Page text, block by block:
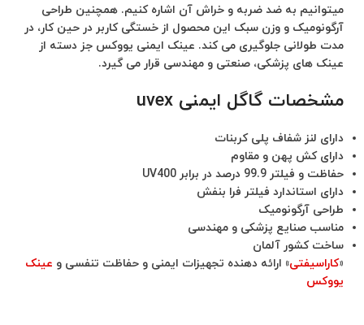
میتوانیم به ضد ضربه و خراش آن اشاره کنیم. همچنین طراحی
آرگونومیک و وزن سبک این محصول از خستگی کاربر در حین کار، در
مدت طولانی جلوگیری می کند. عینک ایمنی یووکس جز دسته از
عینک های پزشکی، صنعتی و مهندسی قرار می گیرد.
مشخصات گاگل ایمنی uvex
دارای لنز شفاف پلی کربنات
دارای کش پهن و مقاوم
حفاظت و فیلتر 99.9 درصد در برابر UV400
دارای استاندارد فیلتر فرا بنفش
طراحی آرگونومیک
مناسب صنایع پزشکی و مهندسی
ساخت کشور آلمان
«کاراسیفتی» ارائه دهنده تجهیزات ایمنی و حفاظت تنفسی و عینک
یووکس